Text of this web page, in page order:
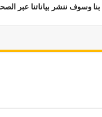
ننشر بياناتنا عبر الصحف